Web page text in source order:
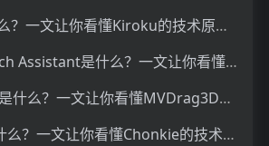
Kiroku是什么？一文让你看懂Kiroku的技术原理、主要功能、应用场景
Vision Search Assistant是什么？一文让你看懂Vision Search Assistant的技术原理、主要功能、应用场景
MVDrag3D是什么？一文让你看懂MVDrag3D的技术原理、主要功能、应用场景
Chonkie是什么？一文让你看懂Chonkie的技术原理、主要功能、应用场景